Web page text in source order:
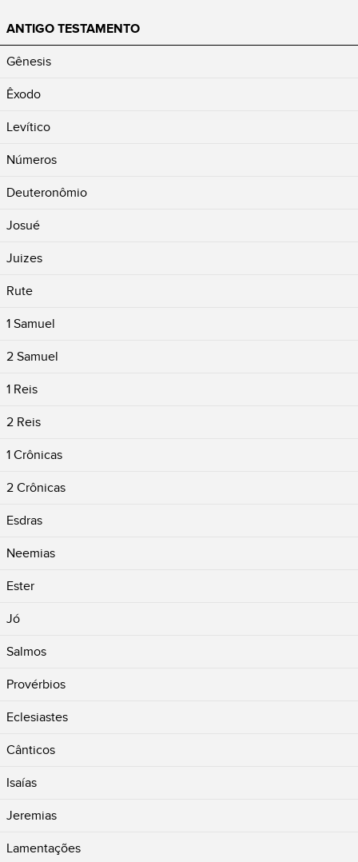
ANTIGO TESTAMENTO
Gênesis
Êxodo
Levítico
Números
Deuteronômio
Josué
Juizes
Rute
1 Samuel
2 Samuel
1 Reis
2 Reis
1 Crônicas
2 Crônicas
Esdras
Neemias
Ester
Jó
Salmos
Provérbios
Eclesiastes
Cânticos
Isaías
Jeremias
Lamentações